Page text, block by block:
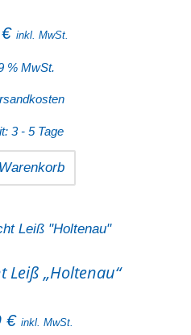
€ inkl. MwSt.
% MwSt.
3 - 5 Tage
Leiß „Holtenau“
€ inkl. MwSt.